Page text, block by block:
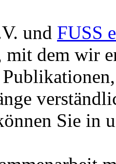
und FUSS
mit dem wir
Sie in